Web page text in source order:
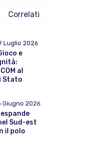
Correlati
Luglio 2026
e
al
Stato
Giugno 2026
Sud-est
il polo